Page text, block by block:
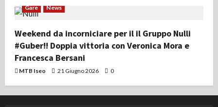
Gare News
Weekend da incorniciare per il il Gruppo Nulli
#Guber!! Doppia vittoria con Veronica Mora e
Francesca Bersani
MTB Iseo 21 Giugno 2026 0